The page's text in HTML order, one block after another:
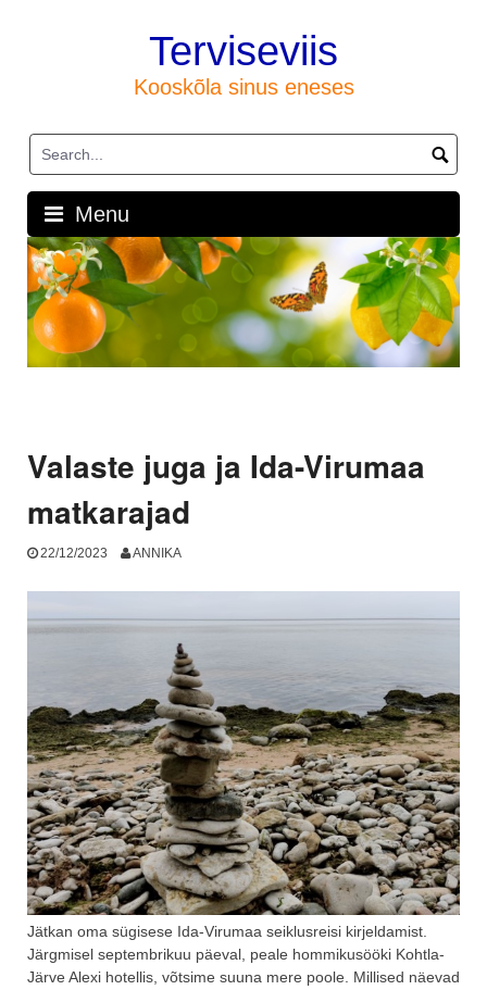
Terviseviis
Kooskõla sinus eneses
Menu
Valaste juga ja Ida-Virumaa
matkarajad
22/12/2023 ANNIKA
Jätkan oma sügisese Ida-Virumaa seiklusreisi kirjeldamist.
Järgmisel septembrikuu päeval, peale hommikusööki Kohtla-
Järve Alexi hotellis, võtsime suuna mere poole. Millised näevad